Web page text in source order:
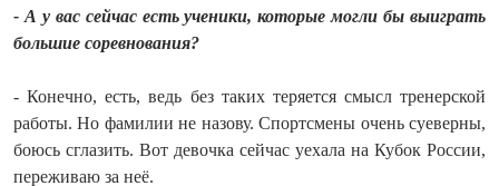
- А у вас сейчас есть ученики, которые могли бы выиграть
большие соревнования?
- Конечно, есть, ведь без таких теряется смысл тренерской
работы. Но фамилии не назову. Спортсмены очень суеверны,
боюсь сглазить. Вот девочка сейчас уехала на Кубок России,
переживаю за неё.